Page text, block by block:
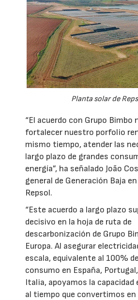
Planta solar de
“El acuerdo con Grupo Bimbo
fortalecer nuestro porfolio
mismo tiempo, atender las
largo plazo de grandes
energía”, ha señalado João
general de Generación Baja
Repsol.
“Este acuerdo a largo plazo
decisivo en la hoja de ruta de
descarbonización de Grupo
Europa. Al asegurar
escala, equivalente al 100%
consumo en España,
Italia, apoyamos la capacidad
al tiempo que convertimos en